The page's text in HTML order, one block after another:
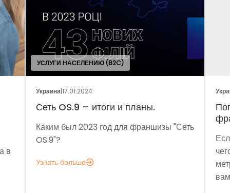
УСЛУГИ НАСЕЛЕНИЮ (B2C)
17.01.2024
Сеть OS.9 – итоги и планы.
Каким был 2023 год для франшизы "Сеть
Узнать больше
Если
чего мне
метрик,
вам это